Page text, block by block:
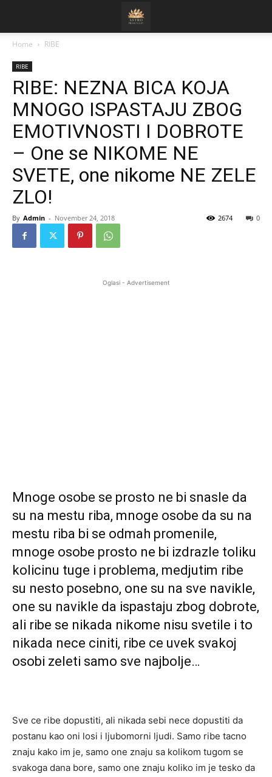
Home RIBE
RIBE
RIBE: NEZNA BICA KOJA
MNOGO ISPASTAJU ZBOG
EMOTIVNOSTI I DOBROTE
– One se NIKOME NE
SVETE, one nikome NE ZELE
ZLO!
By Admin - November 24, 2018 0
2674
Oglasi - Advertisement
Mnoge osobe se prosto ne bi snasle da
su na mestu riba, mnoge osobe da su na
mestu riba bi se odmah promenile,
mnoge osobe prosto ne bi izdrazle toliku
kolicinu tuge i problema, medjutim ribe
su nesto posebno, one su na sve navikle,
one su navikle da ispastaju zbog dobrote,
ali ribe se nikada nikome nisu svetile i to
nikada nece ciniti, ribe ce uvek svakoj
osobi zeleti samo sve najbolje…
Sve ce ribe dopustiti, ali nikada sebi nece dopustiti da
postanu kao oni losi i ljubomorni ljudi. Samo ribe tacno
znaju kako im je, samo one znaju sa kolikom tugom se
svakoga dana bore, samo one znaju koliko im je tesko da